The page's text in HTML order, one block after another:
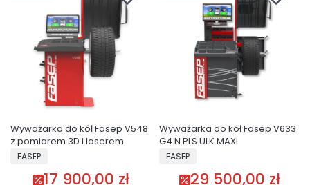
Wyważarka do kół Fasep V548
z pomiarem 3D i laserem
PRODUCENT
FASEP
Cena promocyjna
17 900,00 zł
Wyważarka do kół Fasep V633
G4.N.PLS.ULK.MAXI
PRODUCENT
FASEP
Cena promocyjna
29 500,00 zł